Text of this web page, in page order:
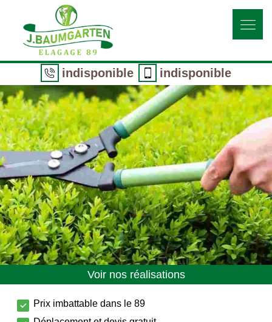
indisponible indisponible
Voir nos réalisations
Prix imbattable dans le 89